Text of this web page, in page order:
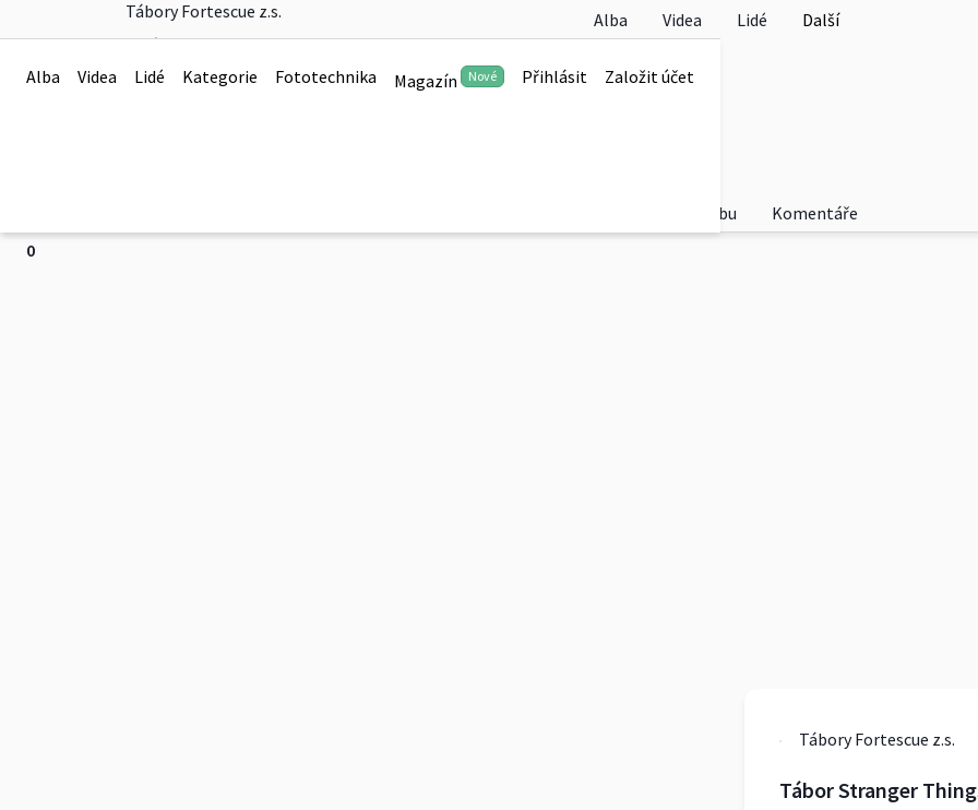
Alba Videa Lidé Další
Alba Videa Lidé Kategorie Fototechnika Magazín Nové Přihlásit Založit účet
Tábory Fortescue z.s.
Tábor Stranger Things 2022
O albu
Komentáře
0
Tábory Fortescue z.s.
Tábor Stranger